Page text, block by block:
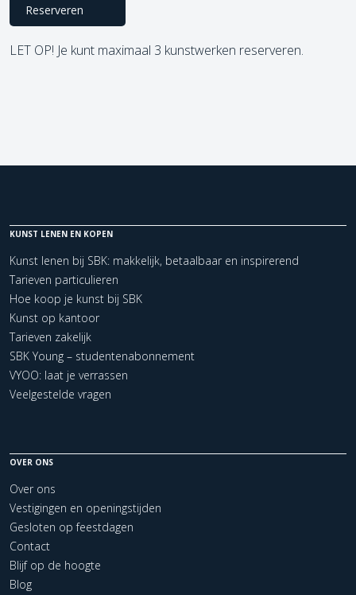
Reserveren
LET OP! Je kunt maximaal 3 kunstwerken reserveren.
KUNST LENEN EN KOPEN
Kunst lenen bij SBK: makkelijk, betaalbaar en inspirerend
Tarieven particulieren
Hoe koop je kunst bij SBK
Kunst op kantoor
Tarieven zakelijk
SBK Young – studentenabonnement
VYOO: laat je verrassen
Veelgestelde vragen
OVER ONS
Over ons
Vestigingen en openingstijden
Gesloten op feestdagen
Contact
Blijf op de hoogte
Blog